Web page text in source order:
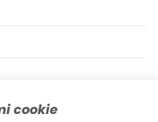
cookie